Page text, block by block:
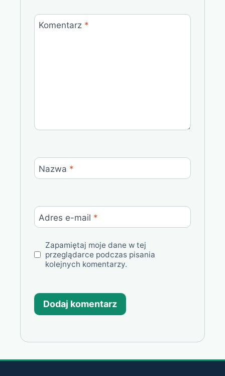
Komentarz *
Nazwa *
Adres e-mail *
Zapamiętaj moje dane w tej
przeglądarce podczas pisania
kolejnych komentarzy.